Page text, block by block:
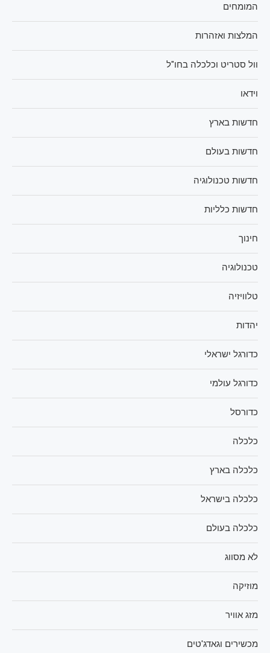
המומחים
המלצות ואזהרות
וול סטריט וכלכלה בחו"ל
וידאו
חדשות בארץ
חדשות בעולם
חדשות טכנולוגיה
חדשות כלליות
חינוך
טכנולוגיה
טלוויזיה
יהדות
כדורגל ישראלי
כדורגל עולמי
כדורסל
כלכלה
כלכלה בארץ
כלכלה בישראל
כלכלה בעולם
לא מסווג
מוזיקה
מזג אוויר
מכשירים וגאדג'טים